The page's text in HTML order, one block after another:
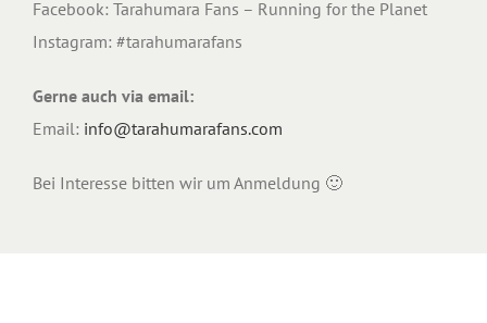
Facebook: Tarahumara Fans – Running for the Planet
Instagram: #tarahumarafans
Gerne auch via email:
Email: info@tarahumarafans.com
Bei Interesse bitten wir um Anmeldung 🙂